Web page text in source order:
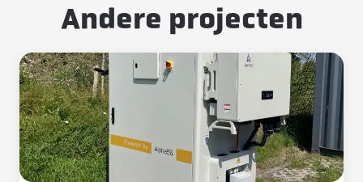
Andere projecten